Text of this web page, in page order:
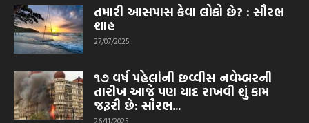
તમારી આસપાસ કેવા લોકો છે? : સૌરભ
શાહ
27/07/2025
૧૭ વર્ષ પહેલાંની છવ્વીસ નવેમ્બરની
તારીખ આજે પણ યાદ રાખવી શું કામ
જરૂરી છે: સૌરભ...